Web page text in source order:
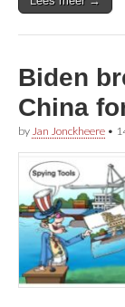
Biden
China
by Jan Jonckheere •